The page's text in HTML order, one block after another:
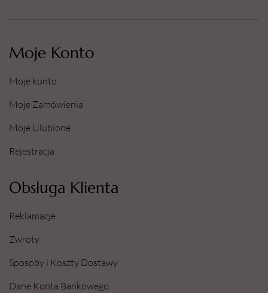
Moje Konto
Moje konto
Moje Zamówienia
Moje Ulubione
Rejestracja
Obsługa Klienta
Reklamacje
Zwroty
Sposoby i Koszty Dostawy
Dane Konta Bankowego